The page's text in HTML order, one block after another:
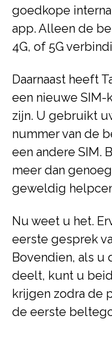
goedkope
app. Alleen de
4G, of 5G
Daarnaast heeft
een nieuwe
zijn. U gebruikt
nummer van de
een andere SIM.
meer dan
geweldig
Nu weet u het.
eerste gesprek
Bovendien, als u
deelt, kunt u
krijgen zodra de
de eerste